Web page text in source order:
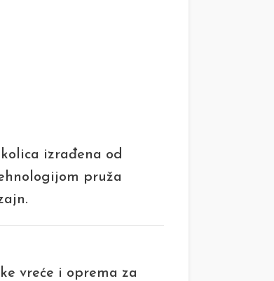
izrađena od
pruža
vreće i oprema za